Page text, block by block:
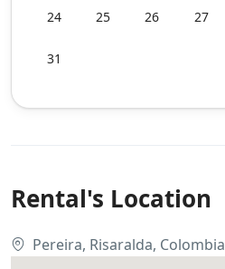
24 25 26 27
31
Rental's Location
Pereira, Risaralda, Colombia